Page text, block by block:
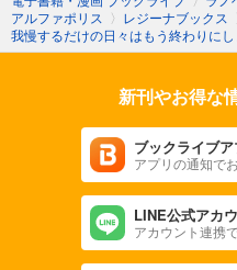
アルファポリス 〉 レジーナブックス
我慢するだけの日々はもう終わりに
新刊やお得な
ブックライブア
アプリの通知で
LINE公式アカ
アカウント連携